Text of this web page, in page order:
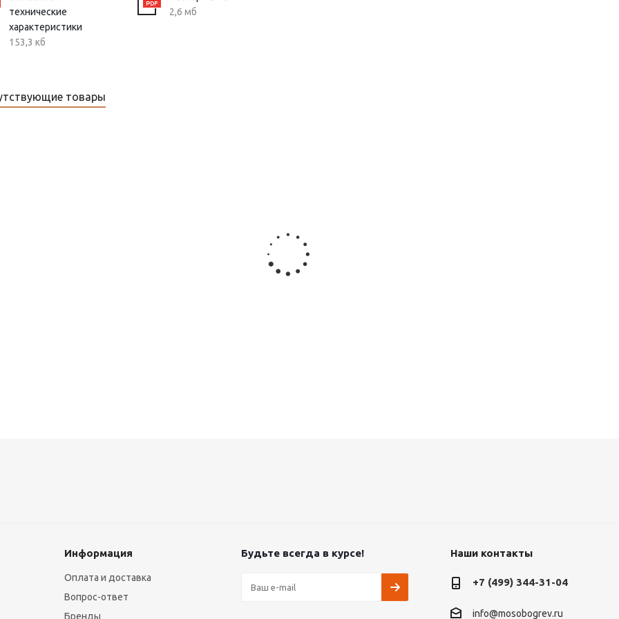
технические
характеристики
153,3 кб
2,6 мб
товары
Информация
Оплата и доставка
Вопрос-ответ
Бренды
Будьте всегда в курсе! Наши контакты
+7 (499) 344-31-04
info@mosobogrev.ru